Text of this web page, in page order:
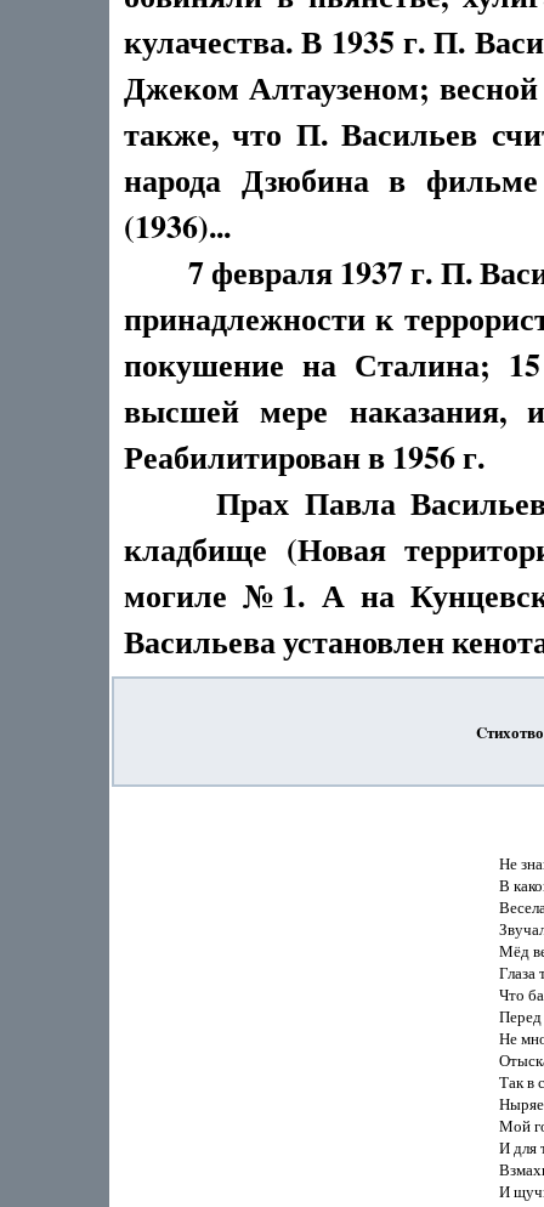
кулачества. В 1935 г. П.
Джеком Алтаузеном;
также, что П. Васильев
народа Дзюбина в
(1936)...
7 февраля 1937 г. П.
принадлежности к
покушение на Сталина;
высшей мере наказания,
Реабилитирован в 1956 г.
Прах Павла Васильева
кладбище (Новая
могиле №1. А на
Васильева установлен